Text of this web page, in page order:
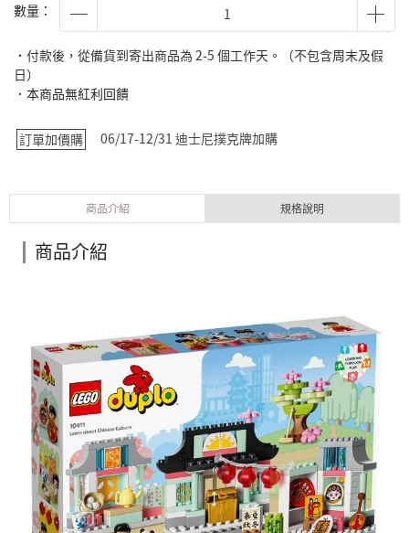
數量：
˙付款後，從備貨到寄出商品為 2-5 個工作天。（不包含周末及假
日）
．本商品無紅利回饋
訂單加價購 06/17-12/31 迪士尼撲克牌加購
商品介紹 規格說明
商品介紹